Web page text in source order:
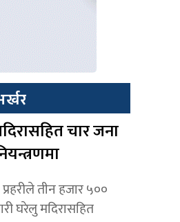
चार जना
तीन हजार ५००
घरेलु मदिरासहित